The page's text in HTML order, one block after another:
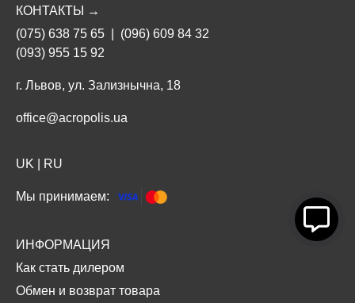
КОНТАКТЫ →
(075) 638 75 65
(096) 609 84 32
(093) 955 15 92
г. Львов, ул. Зализнычна, 18
office@acropolis.ua
UK RU
Мы принимаем:
ИНФОРМАЦИЯ
Как стать дилером
Обмен и возврат товара